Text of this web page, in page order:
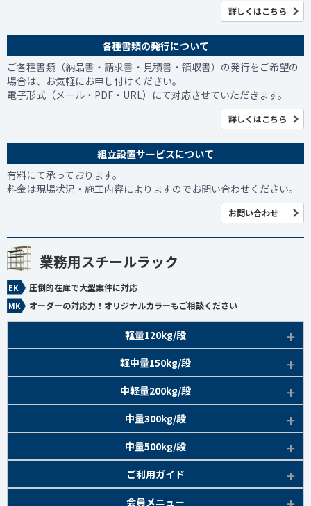
詳しくはこちら
各種書類の発行について
ご各種書類（納品書・請求書・見積書・領収書）の発行をご希望の
場合は、お気軽にお申し付けください。
電子形式（メール・PDF・URL）にて対応させていただきます。
詳しくはこちら
組立設置サービスについて
有料にて承っております。
料金は現場状況・施工内容によりますのでお問い合わせください。
お問い合わせ
業務用スチールラック
圧倒的在庫で大型案件に対応
オーダーの対応力！オリジナルカラーもご相談ください
軽量120kg/段
アイボリー、グレー
EK120kg/段アングルボルト 特長
EK120kg/段アングルセミボルト 特長
新セミボルト 特長
軽中量150kg/段
軽中量150kg/段 商品一覧
部材仕様図
中軽量200kg/段
EK200kg/段 商品一覧
部材仕様図
中量300kg/段
アイボリー・グリーン
EK300kg/段 商品一覧
中量500kg/段
アイボリー・グリーンご利用ガイド
検索システムの使い方
会員メニュー